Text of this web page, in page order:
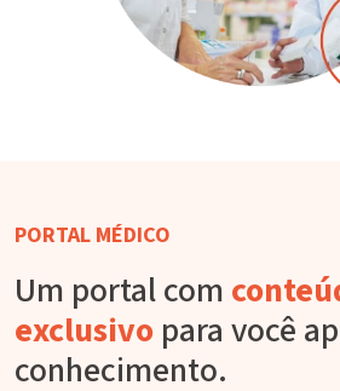
PORTAL MÉDICO
Um portal com
exclusivo para você
conhecimento.